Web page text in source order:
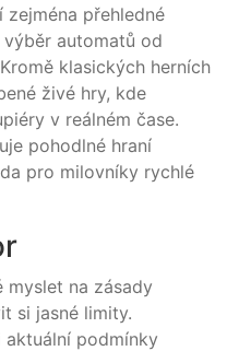
přehledné
automatů od
klasických herních
živé hry, kde
v reálném čase.
pohodlné hraní
pro milovníky rychlé
myslet na zásady
si jasné limity.
podmínky